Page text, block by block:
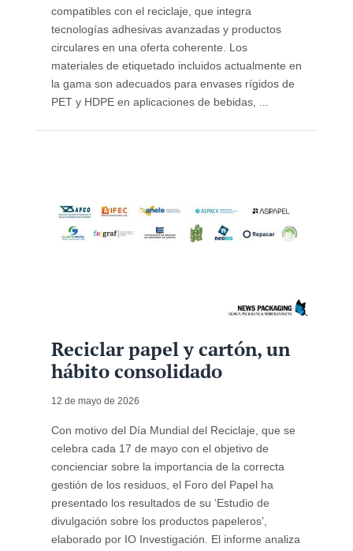
compatibles con el reciclaje, que integra
tecnologías adhesivas avanzadas y productos
circulares en una oferta coherente. Los
materiales de etiquetado incluidos actualmente en
la gama son adecuados para envases rígidos de
PET y HDPE en aplicaciones de bebidas, ...
Reciclar papel y cartón, un
hábito consolidado
12 de mayo de 2026
Con motivo del Día Mundial del Reciclaje, que se
celebra cada 17 de mayo con el objetivo de
concienciar sobre la importancia de la correcta
gestión de los residuos, el Foro del Papel ha
presentado los resultados de su ‘Estudio de
divulgación sobre los productos papeleros’,
elaborado por IO Investigación. El informe analiza